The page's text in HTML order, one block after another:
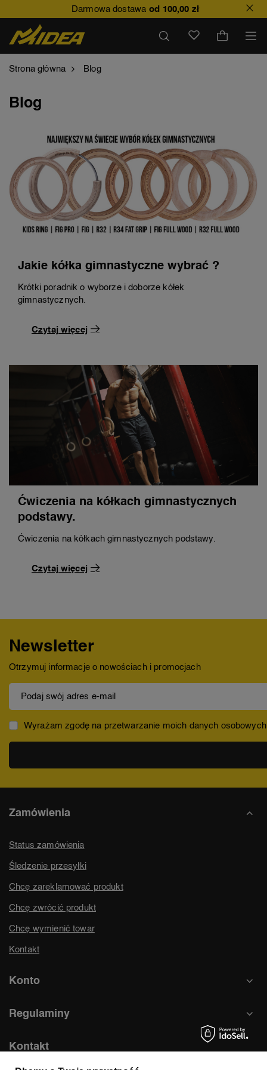
Darmowa dostawa od 100,00 zł
Strona główna Blog
Blog
Jakie kółka gimnastyczne wybrać ?
Krótki poradnik o wyborze i doborze kółek
gimnastycznych.
Czytaj więcej
Ćwiczenia na kółkach gimnastycznych
podstawy.
Ćwiczenia na kółkach gimnastycznych podstawy.
Czytaj więcej
Newsletter
Otrzymuj informacje o nowościach i promocjach
Podaj swój adres e-mail
Wyrażam zgodę na przetwarzanie moich danych
Zamówienia
Status zamówienia
Śledzenie przesyłki
Chcę zareklamować produkt
Chcę zwrócić produkt
Chcę wymienić towar
Kontakt
Konto
Regulaminy
Kontakt